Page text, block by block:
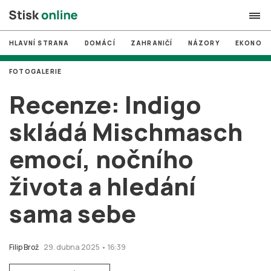
search
# MUNI
# Brno
# volby
login PŘIHLÁSIT SE
Zapomněli jste heslo?
HLAVNÍ STRANA DOMÁCÍ ZAHRANIČÍ NÁZORY
Recenze: Indigo
skládá Mischmasch
emocí, nočního
života a hledání
sama sebe
Filip Brož 29. dubna 2025 • 16:39
FOTOGALERIE